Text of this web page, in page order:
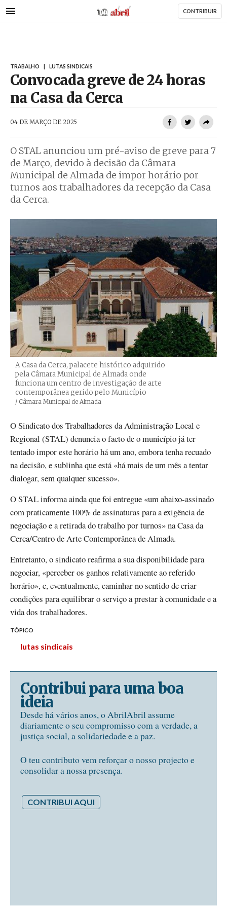
para
AbrilAbril CONTRIBUIR
TRABALHO LUTAS SINDICAIS
Convocada greve de 24 horas
na Casa da Cerca
04 DE MARÇO DE 2025
O STAL anunciou um pré-aviso de greve para 7
de Março, devido à decisão da Câmara
Municipal de Almada de impor horário por
turnos aos trabalhadores da recepção da Casa
da Cerca.
A Casa da Cerca, palacete histórico adquirido
pela Câmara Municipal de Almada onde
funciona um centro de investigação de arte
contemporânea gerido pelo Município
Créditos
/ Câmara Municipal de Almada
O Sindicato dos Trabalhadores da Administração Local e
Regional (STAL) denuncia o facto de o município já ter
tentado impor este horário há um ano, embora tenha recuado
na decisão, e sublinha que está «há mais de um mês a tentar
dialogar, sem qualquer sucesso».
O STAL informa ainda que foi entregue «um abaixo-assinado
com praticamente 100% de assinaturas para a exigência de
negociação e a retirada do trabalho por turnos» na Casa da
Cerca/Centro de Arte Contemporânea de Almada.
Entretanto, o sindicato reafirma a sua disponibilidade para
negociar, «perceber os ganhos relativamente ao referido
horário», e, eventualmente, caminhar no sentido de criar
condições para equilibrar o serviço a prestar à comunidade e a
vida dos trabalhadores.
TÓPICO
lutas sindicais
Contribui para uma boa
ideia
Desde há vários anos, o AbrilAbril assume
diariamente o seu compromisso com a verdade, a
justiça social, a solidariedade e a paz.
O teu contributo vem reforçar o nosso projecto e
consolidar a nossa presença.
CONTRIBUI AQUI